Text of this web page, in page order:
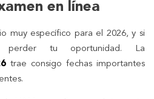
en línea
muy específico para el 2026, y si
perder tu oportunidad. La
trae consigo fechas importantes